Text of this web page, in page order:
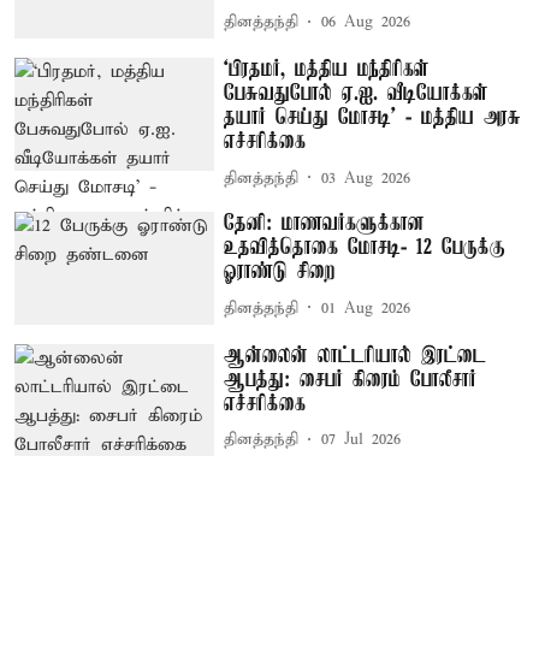
தினத்தந்தி 06 Aug 2026
‘பிரதமர், மத்திய மந்திரிகள்
பேசுவதுபோல் ஏ.ஐ. வீடியோக்கள்
தயார் செய்து மோசடி’ - மத்திய அரசு
எச்சரிக்கை
தினத்தந்தி 03 Aug 2026
தேனி: மாணவர்களுக்கான
உதவித்தொகை மோசடி- 12 பேருக்கு
ஓராண்டு சிறை
தினத்தந்தி 01 Aug 2026
ஆன்லைன் லாட்டரியால் இரட்டை
ஆபத்து: சைபர் கிரைம் போலீசார்
எச்சரிக்கை
தினத்தந்தி 07 Jul 2026